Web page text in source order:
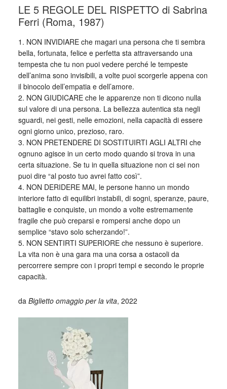
LE 5 REGOLE DEL RISPETTO di Sabrina
Ferri (Roma, 1987)
1. NON INVIDIARE che magari una persona che ti sembra
bella, fortunata, felice e perfetta sta attraversando una
tempesta che tu non puoi vedere perché le tempeste
dell’anima sono invisibili, a volte puoi scorgerle appena con
il binocolo dell’empatia e dell’amore.
2. NON GIUDICARE che le apparenze non ti dicono nulla
sul valore di una persona. La bellezza autentica sta negli
sguardi, nei gesti, nelle emozioni, nella capacità di essere
ogni giorno unico, prezioso, raro.
3. NON PRETENDERE DI SOSTITUIRTI AGLI ALTRI che
ognuno agisce in un certo modo quando si trova in una
certa situazione. Se tu in quella situazione non ci sei non
puoi dire “al posto tuo avrei fatto così”.
4. NON DERIDERE MAI, le persone hanno un mondo
interiore fatto di equilibri instabili, di sogni, speranze, paure,
battaglie e conquiste, un mondo a volte estremamente
fragile che può creparsi e rompersi anche dopo un
semplice “stavo solo scherzando!”.
5. NON SENTIRTI SUPERIORE che nessuno è superiore.
La vita non è una gara ma una corsa a ostacoli da
percorrere sempre con i propri tempi e secondo le proprie
capacità.
da Biglietto omaggio per la vita, 2022